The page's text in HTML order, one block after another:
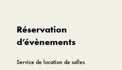
Réservation
d’évènements
Service de location de salles